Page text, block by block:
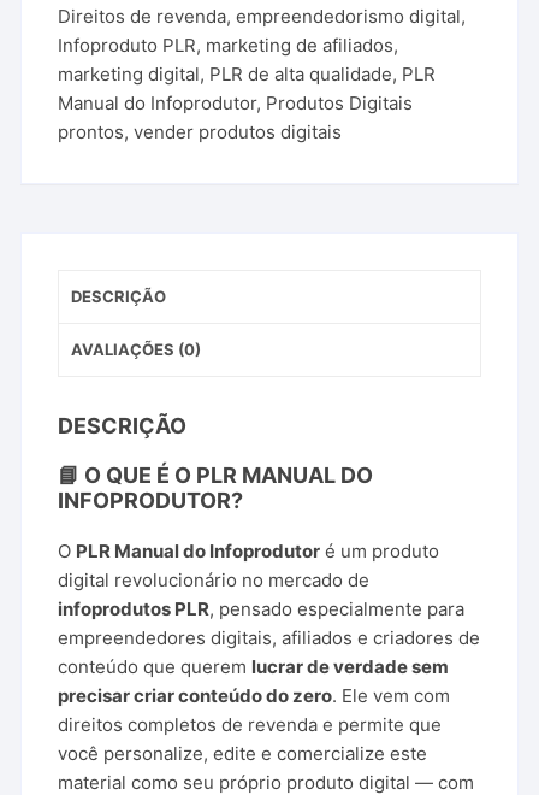
Direitos de revenda,empreendedorismo digital,
Infoproduto PLR, marketing de afiliados,
marketing digital, PLR de alta qualidade, PLR
Manual do Infoprodutor, Produtos Digitais
prontos,vender produtos digitais
DESCRIÇÃO
AVALIAÇÕES (0)
DESCRIÇÃO
📘 O QUE É O PLR MANUAL DO
INFOPRODUTOR?
O PLR Manual do Infoprodutor é um produto
digital revolucionário no mercado de
infoprodutos PLR, pensado especialmente para
empreendedores digitais, afiliados e criadores de
conteúdo que querem lucrar de verdade sem
precisar criar conteúdo do zero. Ele vem com
direitos completos de revenda e permite que
você personalize, edite e comercialize este
material como seu próprio produto digital — com